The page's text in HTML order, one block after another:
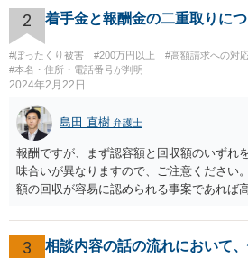
2 着手金と報酬金の二重取りに
#ぼったくり被害 #200万円以上 #高額請求への対
#本名・住所・電話番号が判明
2024年2月22日
島田 直樹 弁護士
報酬ですが、まず認容額と回収額のいずれ
味合いが異なりますので、ご注意ください
額の回収が容易に認められる事案であれば
高いとは思えません。
3
相談内容の話の流れにおいて